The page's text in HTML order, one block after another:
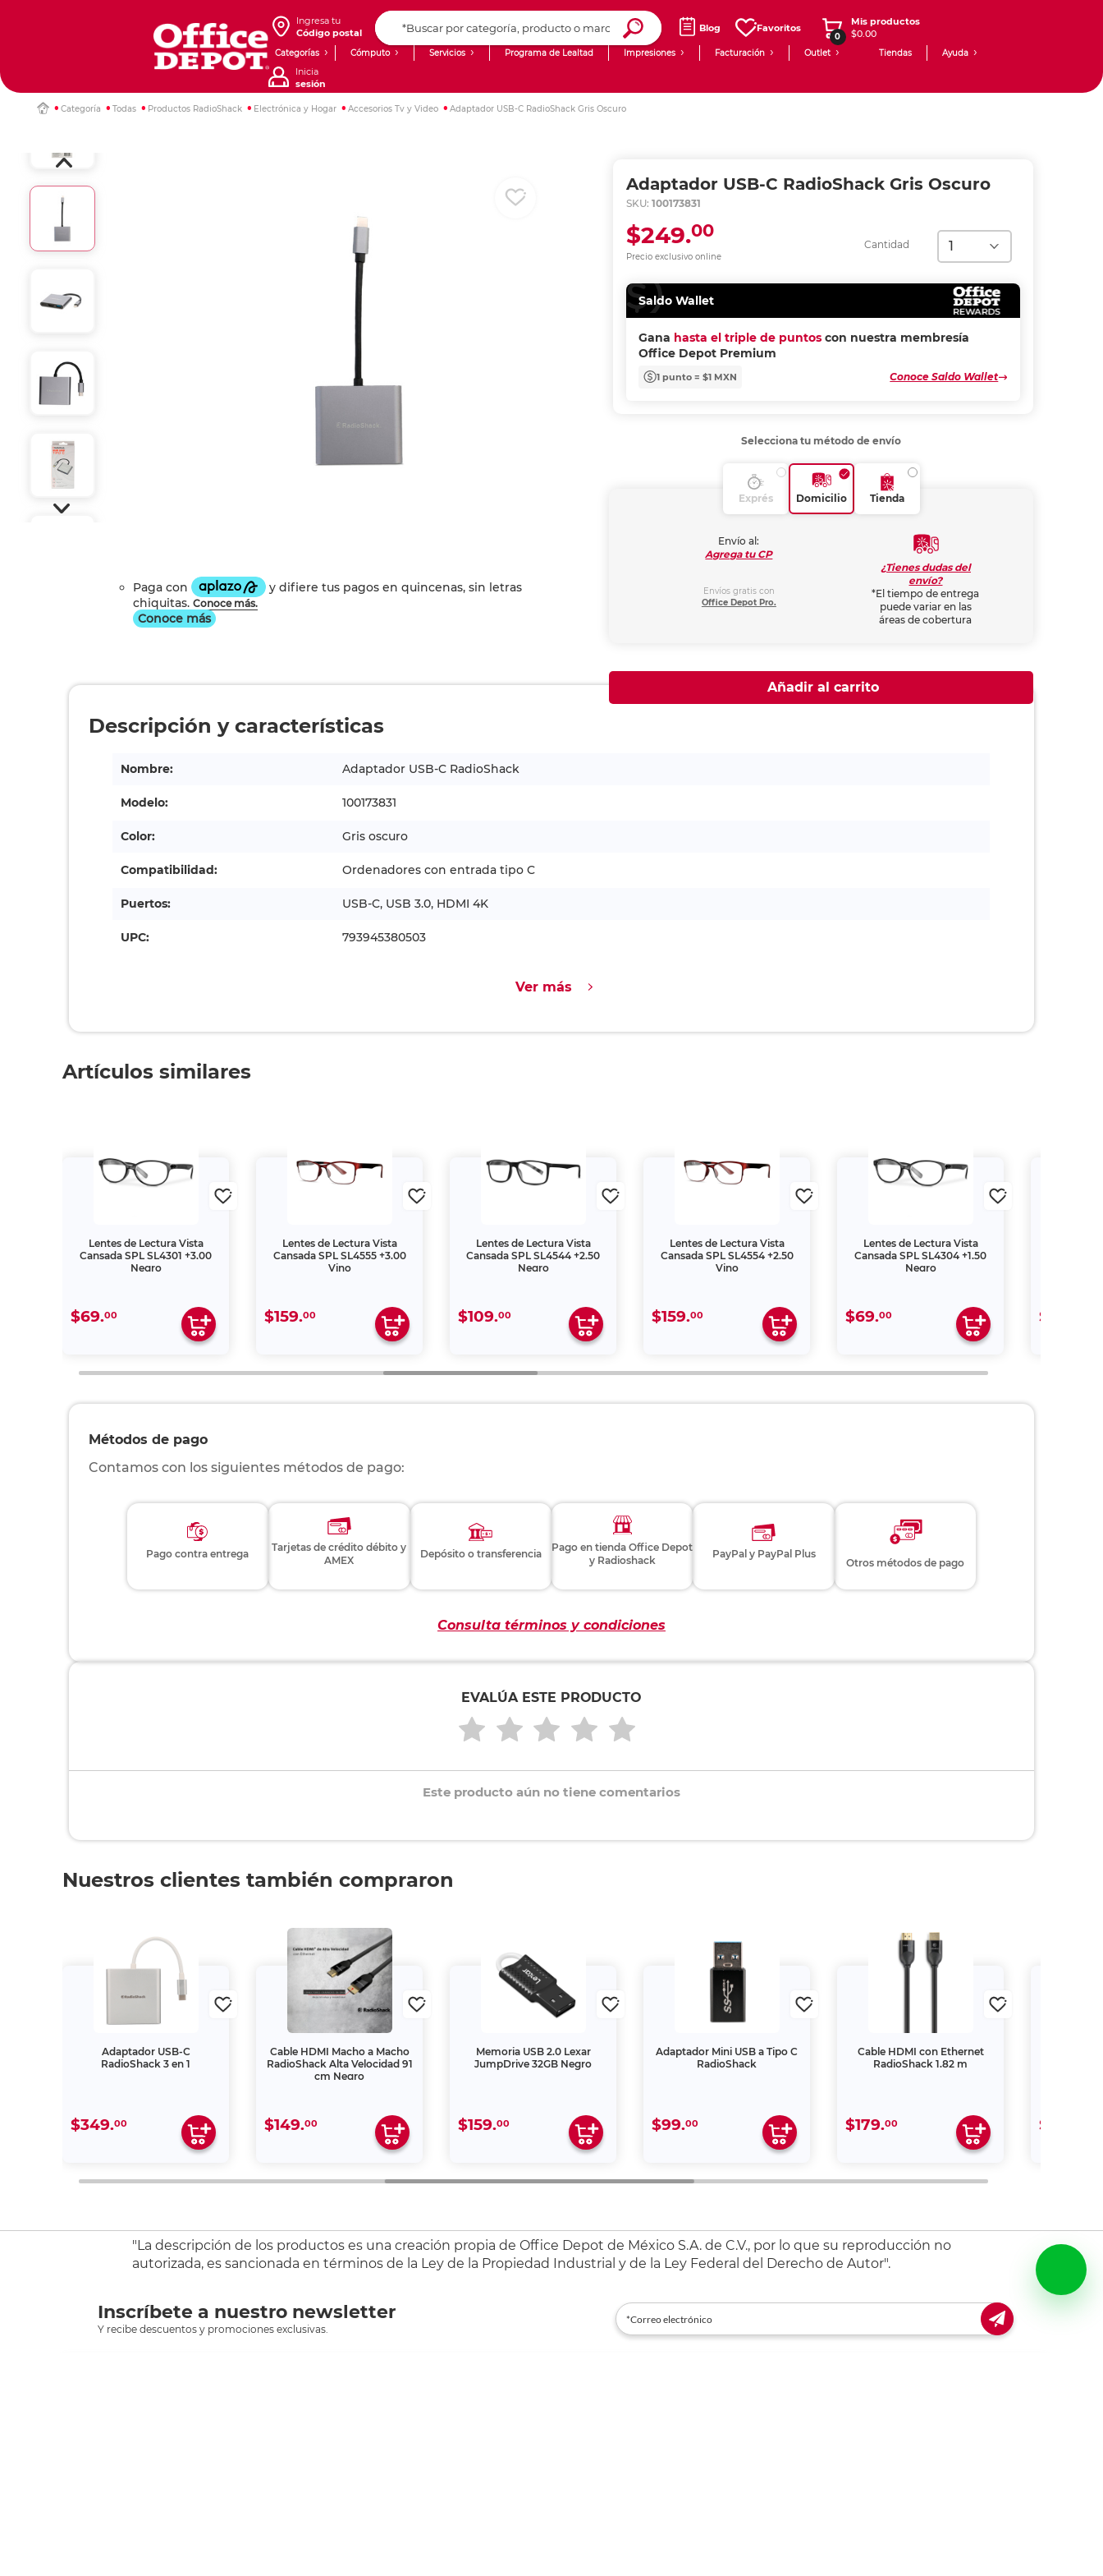
Ingresa tu
Código postal
Blog Favoritos
0
Mis productos
$0.00
Categorías Cómputo Servicios
Venta corporativa
Programa de Lealtad Impresiones Facturación Outlet Tiendas Ayuda
Inicia
sesión
Categoría Todas Productos RadioShack Electrónica y Hogar Accesorios Tv y Video Adaptador USB-C RadioShack Gris Oscuro
Conoce más
Adaptador USB-C RadioShack Gris Oscuro
SKU: 100173831
Cantidad
Precio exclusivo online
$249.00
Saldo Wallet
Gana hasta el triple de puntos con nuestra membresía
Office Depot Premium
1 punto = $1 MXN Conoce Saldo Wallet
Selecciona tu método de envío
Exprés Domicilio Tienda
Envío al:
Agrega tu CP
Envíos gratis con
Office Depot Pro.
¿Tienes dudas del
envío?
*El tiempo de entrega
puede variar en las
áreas de cobertura
Añadir al carrito
Descripción y características
Nombre: Adaptador USB-C RadioShack
Modelo: 100173831
Color: Gris oscuro
Compatibilidad: Ordenadores con entrada tipo C
Puertos: USB-C, USB 3.0, HDMI 4K
UPC: 793945380503
Ver más
Artículos similares
Lentes de Lectura Vista
Cansada SPL SL4301 +3.00
Negro
$69.00
Lentes de Lectura Vista
Cansada SPL SL4555 +3.00
Vino
$159.00
Lentes de Lectura Vista
Cansada SPL SL4544 +2.50
Negro
$109.00
Lentes de Lectura Vista
Cansada SPL SL4554 +2.50
Vino
$159.00
Lentes de Lectura Vista
Cansada SPL SL4304 +1.50
Negro
$69.00 $30.
Métodos de pago
Contamos con los siguientes métodos de pago:
Pago contra entrega
Tarjetas de crédito débito y
AMEX
Depósito o transferencia
Pago en tienda Office Depot
y Radioshack
PayPal y PayPal Plus
Otros métodos de pago
Consulta términos y condiciones
EVALÚA ESTE PRODUCTO
Este producto aún no tiene comentarios
Nuestros clientes también compraron
Adaptador USB-C
RadioShack 3 en 1
$349.00
Cable HDMI Macho a Macho
RadioShack Alta Velocidad 91
cm Negro
$149.00
Memoria USB 2.0 Lexar
JumpDrive 32GB Negro
$159.00
Adaptador Mini USB a Tipo C
RadioShack
$99.00
Cable HDMI con Ethernet
RadioShack 1.82 m
$179.00 $349.
"La descripción de los productos es una creación propia de Office Depot de México S.A. de C.V., por lo que su reproducción no
autorizada, es sancionada en términos de la Ley de la Propiedad Industrial y de la Ley Federal del Derecho de Autor".
Inscríbete a nuestro newsletter
Y recibe descuentos y promociones exclusivas.